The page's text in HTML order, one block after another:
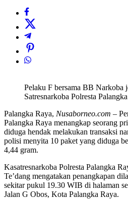
Pelaku F bersama BB Narkoba
Satresnarkoba Polresta
Palangka Raya, Nusaborneo.com –
Palangka Raya menangkap seorang
diduga hendak melakukan transaksi
polisi menyita 10 paket yang diduga
4,44 gram.
Kasatresnarkoba Polresta Palangka
Te’dang mengatakan penangkapan
sekitar pukul 19.30 WIB di halaman
Jalan G Obos, Kota Palangka Raya.